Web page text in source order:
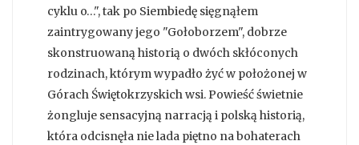
cyklu o…", tak po Siembiedę sięgnąłem
zaintrygowany jego "Gołoborzem", dobrze
skonstruowaną historią o dwóch skłóconych
rodzinach, którym wypadło żyć w położonej w
Górach Świętokrzyskich wsi. Powieść świetnie
żongluje sensacyjną narracją i polską historią,
która odcisnęła nie lada piętno na bohaterach